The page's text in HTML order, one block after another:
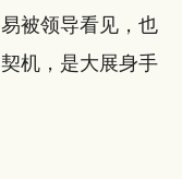
被领导看见，也
机，是大展身手